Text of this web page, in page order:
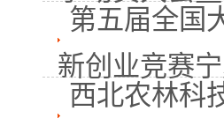
第五届全国
新创业竞赛
西北农林科